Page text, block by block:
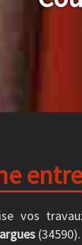
vos
(34590).